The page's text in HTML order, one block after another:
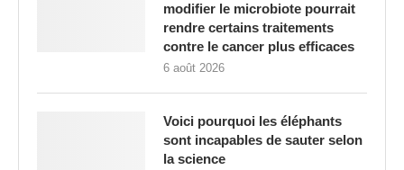
modifier le microbiote pourrait
rendre certains traitements
contre le cancer plus efficaces
6 août 2026
Voici pourquoi les éléphants
sont incapables de sauter selon
la science